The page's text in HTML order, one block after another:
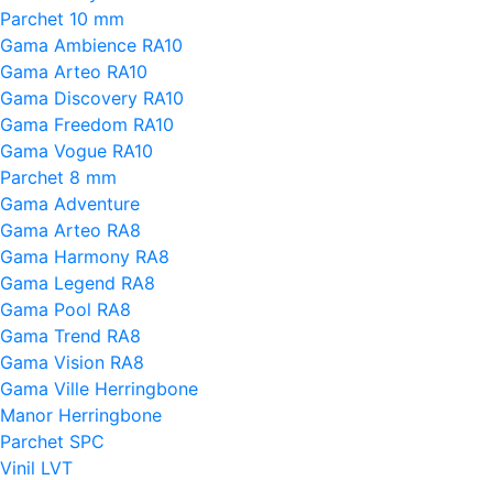
Parchet 10 mm
Gama Ambience RA10
Gama Arteo RA10
Gama Discovery RA10
Gama Freedom RA10
Gama Vogue RA10
Parchet 8 mm
Gama Adventure
Gama Arteo RA8
Gama Harmony RA8
Gama Legend RA8
Gama Pool RA8
Gama Trend RA8
Gama Vision RA8
Gama Ville Herringbone
Manor Herringbone
Parchet SPC
Vinil LVT